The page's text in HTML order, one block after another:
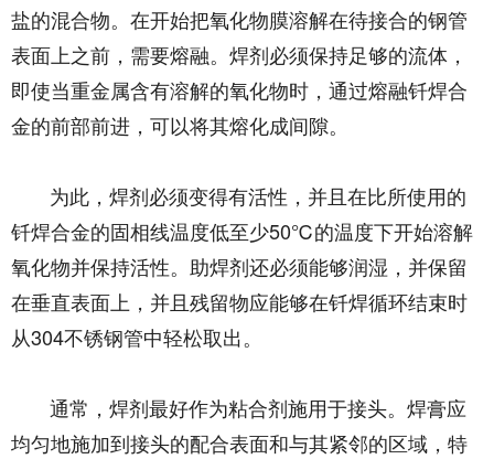
盐的混合物。在开始把氧化物膜溶解在待接合的钢管
表面上之前，需要熔融。焊剂必须保持足够的流体，
即使当重金属含有溶解的氧化物时，通过熔融钎焊合
金的前部前进，可以将其熔化成间隙。
为此，焊剂必须变得有活性，并且在比所使用的
钎焊合金的固相线温度低至少50℃的温度下开始溶解
氧化物并保持活性。助焊剂还必须能够润湿，并保留
在垂直表面上，并且残留物应能够在钎焊循环结束时
从304不锈钢管中轻松取出。
通常，焊剂最好作为粘合剂施用于接头。焊膏应
均匀地施加到接头的配合表面和与其紧邻的区域，特